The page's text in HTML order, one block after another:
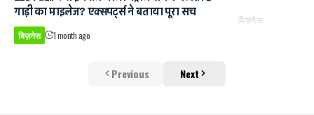
बिज़नेस
गाड़ी का माइलेज? एक्सपर्ट्स ने बताया पूरा सच
बिज़नेस 1 month ago
Previous Next